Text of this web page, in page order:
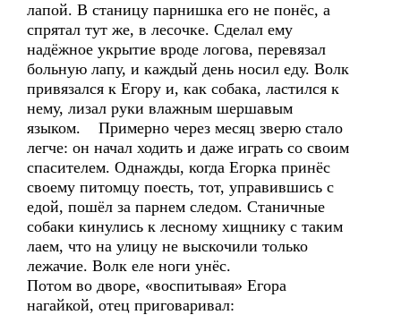
лапой. В станицу парнишка его не понёс, а
спрятал тут же, в лесочке. Сделал ему
надёжное укрытие вроде логова, перевязал
больную лапу, и каждый день носил еду. Волк
привязался к Егору и, как собака, ластился к
нему, лизал руки влажным шершавым
языком. Примерно через месяц зверю стало
легче: он начал ходить и даже играть со своим
спасителем. Однажды, когда Егорка принёс
своему питомцу поесть, тот, управившись с
едой, пошёл за парнем следом. Станичные
собаки кинулись к лесному хищнику с таким
лаем, что на улицу не выскочили только
лежачие. Волк еле ноги унёс.
Потом во дворе, «воспитывая» Егора
нагайкой, отец приговаривал: